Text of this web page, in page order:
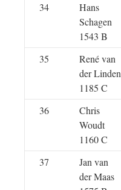
34
Hans
Schagen
1543 B
35
René van
der Linden
1185 C
36
Chris
Woudt
1160 C
37
Jan van
der Maas